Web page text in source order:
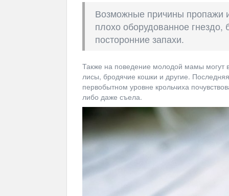
Возможные причины пропажи
плохо оборудованное гнездо,
посторонние запахи.
Также на поведение молодой мамы могут
лисы, бродячие кошки и другие.
первобытном уровне крольчиха
либо даже съела.